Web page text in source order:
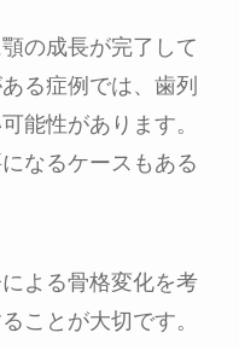
の成長が完了して
る症例では、歯列
能性があります。
なるケースもある
よる骨格変化を考
ことが大切です。